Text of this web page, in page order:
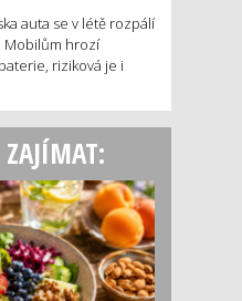
auta se v létě rozpálí
Mobilům hrozí
riziková je i